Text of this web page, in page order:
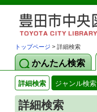
トップページ > 詳細検索
かんたん検索
詳細検索 ジャンル検索
詳細検索